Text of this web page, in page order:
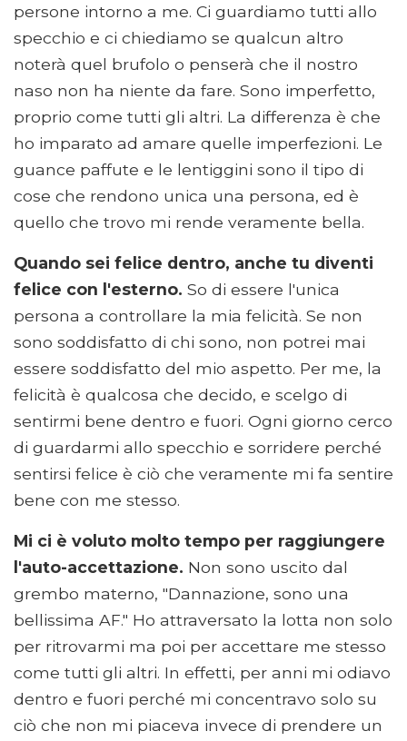
persone intorno a me. Ci guardiamo tutti allo
specchio e ci chiediamo se qualcun altro
noterà quel brufolo o penserà che il nostro
naso non ha niente da fare. Sono imperfetto,
proprio come tutti gli altri. La differenza è che
ho imparato ad amare quelle imperfezioni. Le
guance paffute e le lentiggini sono il tipo di
cose che rendono unica una persona, ed è
quello che trovo mi rende veramente bella.
Quando sei felice dentro, anche tu diventi
felice con l'esterno. So di essere l'unica
persona a controllare la mia felicità. Se non
sono soddisfatto di chi sono, non potrei mai
essere soddisfatto del mio aspetto. Per me, la
felicità è qualcosa che decido, e scelgo di
sentirmi bene dentro e fuori. Ogni giorno cerco
di guardarmi allo specchio e sorridere perché
sentirsi felice è ciò che veramente mi fa sentire
bene con me stesso.
Mi ci è voluto molto tempo per raggiungere
l'auto-accettazione. Non sono uscito dal
grembo materno, "Dannazione, sono una
bellissima AF." Ho attraversato la lotta non solo
per ritrovarmi ma poi per accettare me stesso
come tutti gli altri. In effetti, per anni mi odiavo
dentro e fuori perché mi concentravo solo su
ciò che non mi piaceva invece di prendere un